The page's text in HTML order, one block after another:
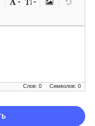
Символов: 0
Слов: 0